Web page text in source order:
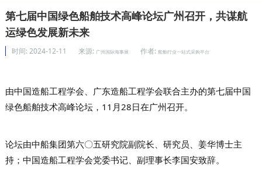
媒体中心
下载中心
第七届中国绿色船舶技术高峰论坛广州召开，共谋航
运绿色发展新未来
时间: 2024-12-11 来源: 广州国际海事展 作者: 船舶行业一站式采购平台
由中国造船工程学会、广东造船工程学会联合主办的第七届中国
绿色船舶技术高峰论坛，11月28日在广州召开。
论坛由中船集团第六〇五研究院副院长、研究员、姜华博士主
持；中国造船工程学会党委书记、副理事长李国安致辞。